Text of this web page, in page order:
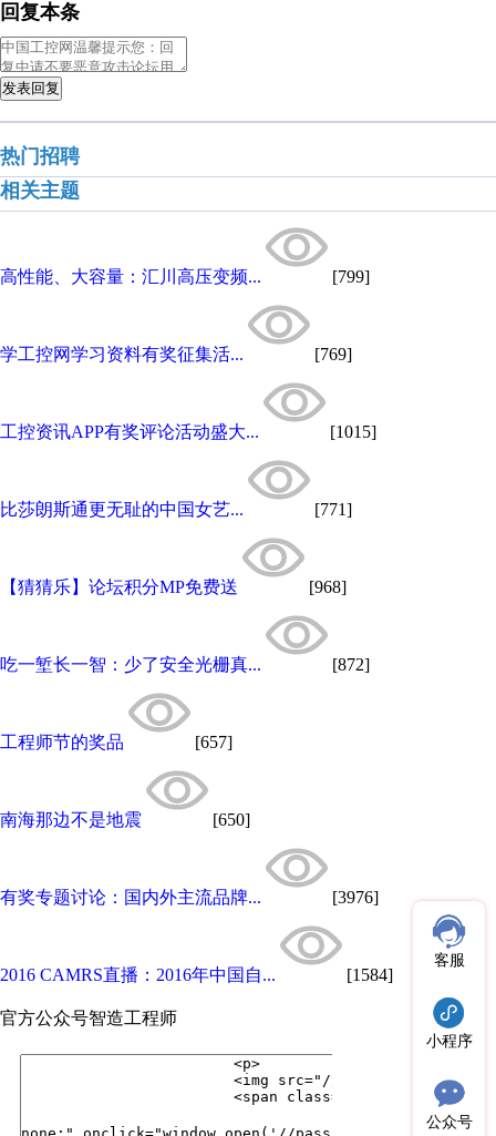
回复本条
发表回复
热门招聘
相关主题
高性能、大容量：汇川高压变频... [799]
学工控网学习资料有奖征集活... [769]
工控资讯APP有奖评论活动盛大... [1015]
比莎朗斯通更无耻的中国女艺... [771]
【猜猜乐】论坛积分MP免费送 [968]
吃一堑长一智：少了安全光栅真... [872]
工程师节的奖品 [657]
南海那边不是地震 [650]
有奖专题讨论：国内外主流品牌... [3976]
2016 CAMRS直播：2016年中国自... [1584]
官方公众号智造工程师
客服
小程序
公众号